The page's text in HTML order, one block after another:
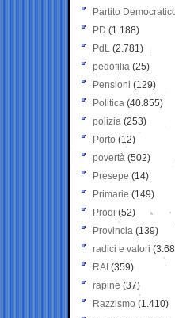
Partito
PD (1.188)
PdL (2.781)
pedofilia (25)
Pensioni (129)
Politica (40.855)
polizia (253)
Porto (12)
povertà (502)
Presepe (14)
Primarie (149)
Prodi (52)
Provincia (139)
radici e valori
RAI (359)
rapine (37)
Razzismo (1.410)